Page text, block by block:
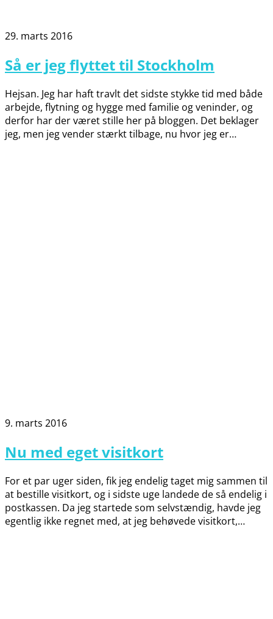
29. marts 2016
Så er jeg flyttet til Stockholm
Hejsan. Jeg har haft travlt det sidste stykke tid med både
arbejde, flytning og hygge med familie og veninder, og
derfor har der været stille her på bloggen. Det beklager
jeg, men jeg vender stærkt tilbage, nu hvor jeg er…
9. marts 2016
Nu med eget visitkort
For et par uger siden, fik jeg endelig taget mig sammen til
at bestille visitkort, og i sidste uge landede de så endelig i
postkassen. Da jeg startede som selvstændig, havde jeg
egentlig ikke regnet med, at jeg behøvede visitkort,…